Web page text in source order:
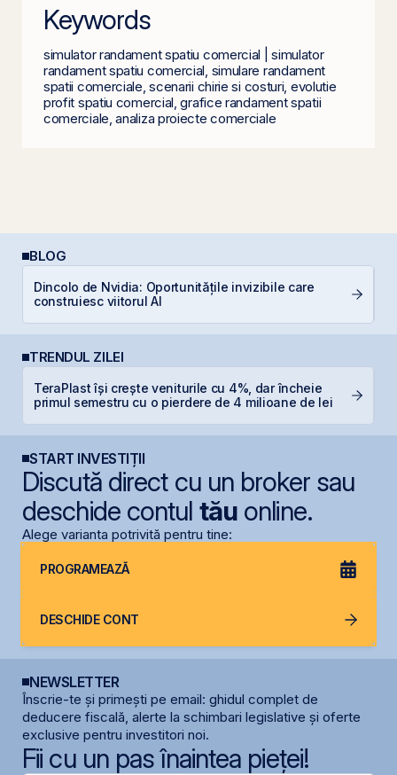
Keywords
simulator randament spatiu comercial | simulator
randament spatiu comercial, simulare randament
spatii comerciale, scenarii chirie si costuri, evolutie
profit spatiu comercial, grafice randament spatii
comerciale, analiza proiecte comerciale
BLOG
Dincolo de Nvidia: Oportunitățile invizibile care
construiesc viitorul AI
TRENDUL ZILEI
TeraPlast își crește veniturile cu 4%, dar încheie
primul semestru cu o pierdere de 4 milioane de lei
START INVESTIȚII
Discută direct cu un broker sau
deschide contul tăuonline.
Alege varianta potrivită pentru tine:
PROGRAMEAZĂ
DESCHIDE CONT
NEWSLETTER
Înscrie-te și primești pe email: ghidul complet de
deducere fiscală, alerte la schimbari legislative și oferte
exclusive pentru investitori noi.
Fii cu un pas înaintea pieței!